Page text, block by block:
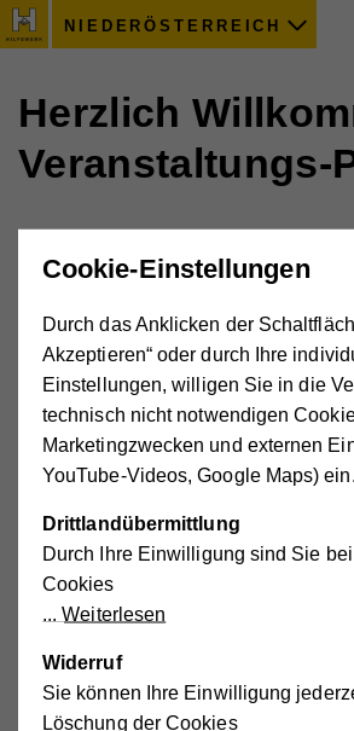
NIEDERÖSTERREICH
Herzlich
Veranstaltungs-
ein.
Sie haben noch keine Anmeldedaten?
Sie bitte eine kurze Mail an
Mit Ihrem
ein, um sich an der Website
Cookie-Einstellungen
Durch das Anklicken der
Akzeptieren“ oder durch Ihre
Einstellungen, willigen Sie in die
technisch nicht notwendigen
Marketingzwecken und externen
YouTube-Videos, Google Maps) ein.
Drittlandübermittlung
Durch Ihre Einwilligung sind Sie
Cookies
Weiterlesen
Widerruf
Sie können Ihre Einwilligung
Löschung der Cookies